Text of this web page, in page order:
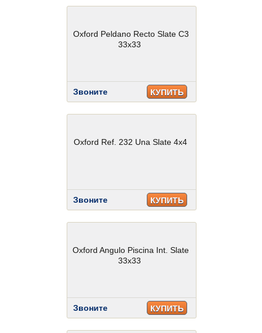
Oxford Peldano Recto Slate C3
33x33
Звоните КУПИТЬ
Oxford Ref. 232 Una Slate 4x4
Звоните КУПИТЬ
Oxford Angulo Piscina Int. Slate
33x33
Звоните КУПИТЬ